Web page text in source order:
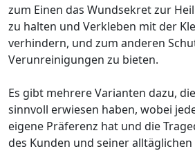
zum Einen das Wundsekret zur
zu halten und Verkleben mit der
verhindern, und zum anderen
Verunreinigungen zu bieten.
Es gibt mehrere Varianten dazu,
sinnvoll erwiesen haben, wobei
eigene Präferenz hat und die
des Kunden und seiner